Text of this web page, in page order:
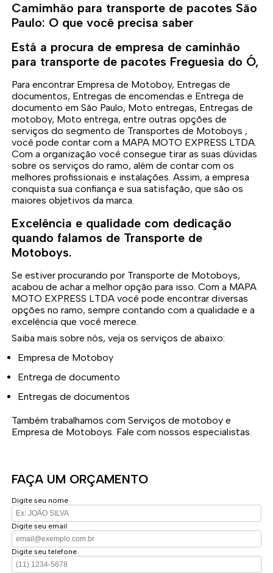
Camimhão para transporte de pacotes São
Paulo: O que você precisa saber
Está a procura de empresa de caminhão
para transporte de pacotes Freguesia do Ó,
Para encontrar Empresa de Motoboy, Entregas de
documentos, Entregas de encomendas e Entrega de
documento em São Paulo, Moto entregas, Entregas de
motoboy, Moto entrega, entre outras opções de
serviços do segmento de Transportes de Motoboys ,
você pode contar com a MAPA MOTO EXPRESS LTDA.
Com a organização você consegue tirar as suas dúvidas
sobre os serviços do ramo, além de contar com os
melhores profissionais e instalações. Assim, a empresa
conquista sua confiança e sua satisfação, que são os
maiores objetivos da marca.
Excelência e qualidade com dedicação
quando falamos de Transporte de
Motoboys.
Se estiver procurando por Transporte de Motoboys,
acabou de achar a melhor opção para isso. Com a MAPA
MOTO EXPRESS LTDA você pode encontrar diversas
opções no ramo, sempre contando com a qualidade e a
excelência que você merece.
Saiba mais sobre nós, veja os serviços de abaixo:
Empresa de Motoboy
Entrega de documento
Entregas de documentos
Também trabalhamos com Serviços de motoboy e
Empresa de Motoboys. Fale com nossos especialistas.
FAÇA UM ORÇAMENTO
Digite seu nome
Digite seu email
Digite seu telefone